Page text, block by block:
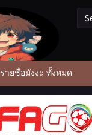
รายชื่อมังงะ ทั้งหมด